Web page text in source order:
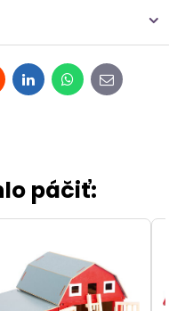
LinkedInWhatsApp
E-
mail
páčiť: